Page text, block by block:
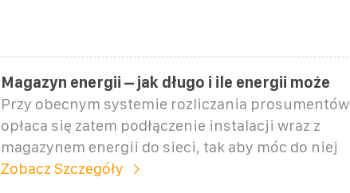
Magazyn energii – jak długo i ile energii może
Przy obecnym systemie rozliczania prosumentów
opłaca się zatem podłączenie instalacji wraz z
magazynem energii do sieci, tak aby móc do niej
Zobacz Szczegóły